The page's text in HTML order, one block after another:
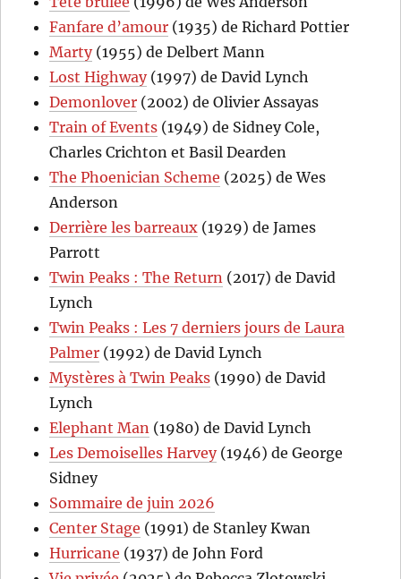
Fanfare d’amour (1935) de Richard Pottier
Marty(1955) de Delbert Mann
Lost Highway(1997) de David Lynch
Demonlover (2002) de Olivier Assayas
Train of Events (1949) de Sidney Cole,
Charles Crichton et Basil Dearden
The Phoenician Scheme (2025) de Wes
Anderson
Derrière les barreaux (1929) de James
Parrott
Twin Peaks : The Return (2017) de David
Lynch
Twin Peaks : Les 7 derniers jours de Laura
Palmer (1992) de David Lynch
Mystères à Twin Peaks (1990) de David
Lynch
Elephant Man (1980) de David Lynch
Les Demoiselles Harvey(1946) de George
Sidney
Sommaire de juin 2026
Center Stage (1991) de Stanley Kwan
Hurricane (1937) de John Ford